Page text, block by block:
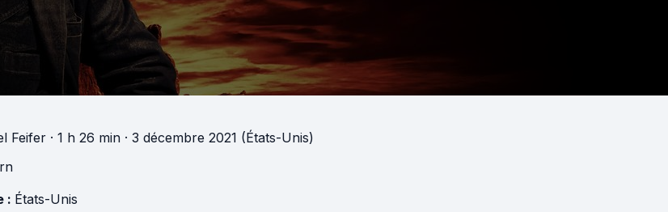
Feifer · 1 h 26 min · 3 décembre 2021 (États-Unis)
: États-Unis